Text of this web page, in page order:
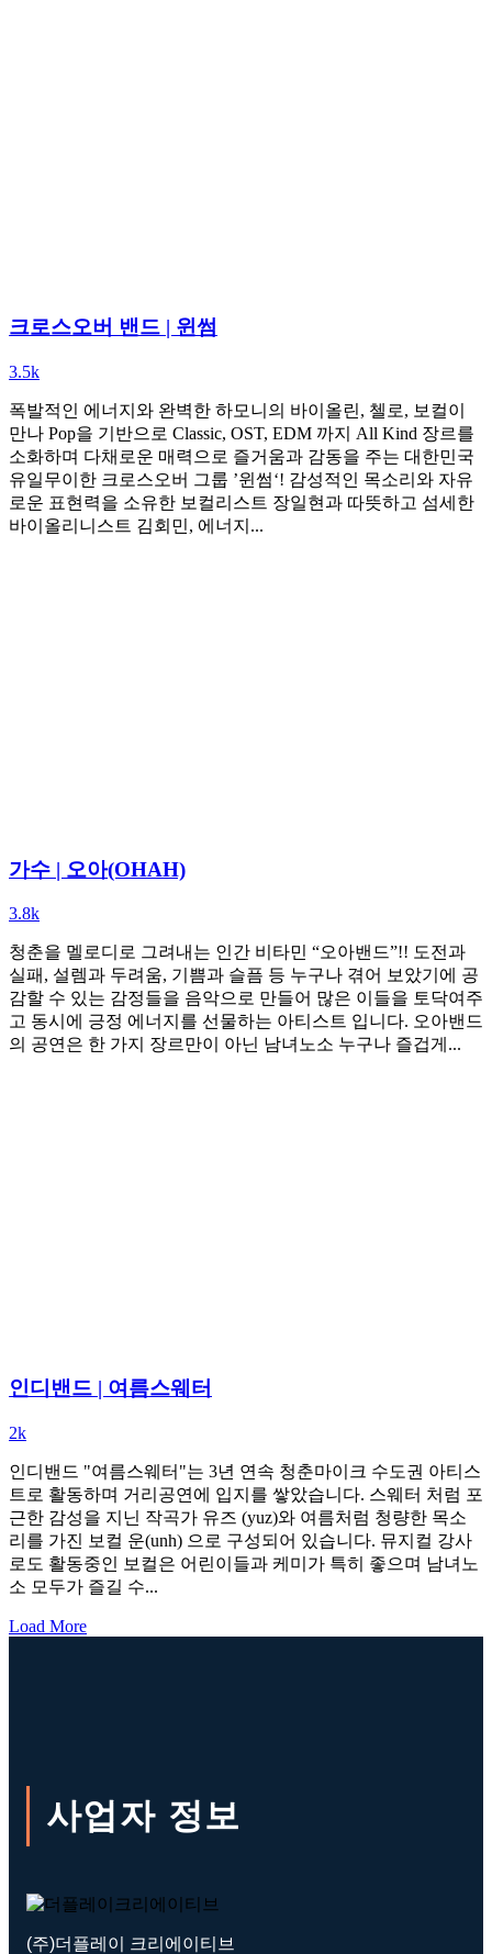
크로스오버 밴드 | 윈썸
3.5k
폭발적인 에너지와 완벽한 하모니의 바이올린, 첼로, 보컬이
만나 Pop을 기반으로 Classic, OST, EDM 까지 All Kind 장르를
소화하며 다채로운 매력으로 즐거움과 감동을 주는 대한민국
유일무이한 크로스오버 그룹 ’윈썸‘! 감성적인 목소리와 자유
로운 표현력을 소유한 보컬리스트 장일현과 따뜻하고 섬세한
바이올리니스트 김회민, 에너지...
가수 | 오아(OHAH)
3.8k
청춘을 멜로디로 그려내는 인간 비타민 “오아밴드”!! 도전과
실패, 설렘과 두려움, 기쁨과 슬픔 등 누구나 겪어 보았기에 공
감할 수 있는 감정들을 음악으로 만들어 많은 이들을 토닥여주
고 동시에 긍정 에너지를 선물하는 아티스트 입니다. 오아밴드
의 공연은 한 가지 장르만이 아닌 남녀노소 누구나 즐겁게...
인디밴드 | 여름스웨터
2k
인디밴드 "여름스웨터"는 3년 연속 청춘마이크 수도권 아티스
트로 활동하며 거리공연에 입지를 쌓았습니다. 스웨터 처럼 포
근한 감성을 지닌 작곡가 유즈 (yuz)와 여름처럼 청량한 목소
리를 가진 보컬 운(unh) 으로 구성되어 있습니다. 뮤지컬 강사
로도 활동중인 보컬은 어린이들과 케미가 특히 좋으며 남녀노
소 모두가 즐길 수...
Load More
사업자 정보
(주)더플레이 크리에이티브